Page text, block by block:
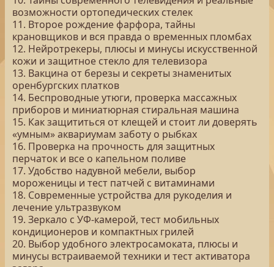
возможности ортопедических стелек
11. Второе рождение фарфора, тайны
крановщиков и вся правда о временных пломбах
12. Нейротрекеры, плюсы и минусы искусственной
кожи и защитное стекло для телевизора
13. Вакцина от березы и секреты знаменитых
оренбургских платков
14. Беспроводные утюги, проверка массажных
приборов и миниатюрная стиральная машина
15. Как защититься от клещей и стоит ли доверять
«умным» аквариумам заботу о рыбках
16. Проверка на прочность для защитных
перчаток и все о капельном поливе
17. Удобство надувной мебели, выбор
мороженицы и тест патчей с витаминами
18. Современные устройства для рукоделия и
лечение ультразвуком
19. Зеркало с УФ-камерой, тест мобильных
кондиционеров и компактных грилей
20. Выбор удобного электросамоката, плюсы и
минусы встраиваемой техники и тест активатора